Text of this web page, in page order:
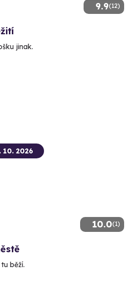
9.9(12)
jinak.
10.0(1)
10. 2026
běží.